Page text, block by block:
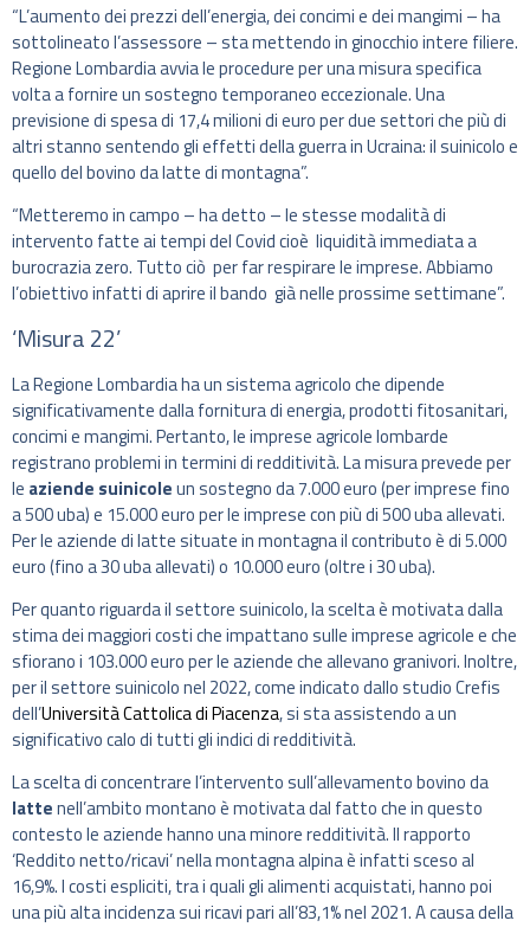
“L’aumento dei prezzi dell’energia, dei concimi e dei mangimi – ha
sottolineato l’assessore – sta mettendo in ginocchio intere filiere.
Regione Lombardia avvia le procedure per una misura specifica
volta a fornire un sostegno temporaneo eccezionale. Una
previsione di spesa di 17,4 milioni di euro per due settori che più di
altri stanno sentendo gli effetti della guerra in Ucraina: il suinicolo e
quello del bovino da latte di montagna”.
“Metteremo in campo – ha detto – le stesse modalità di
intervento fatte ai tempi del Covid cioè liquidità immediata a
burocrazia zero. Tutto ciò per far respirare le imprese. Abbiamo
l’obiettivo infatti di aprire il bando già nelle prossime settimane”.
‘Misura 22’
La Regione Lombardia ha un sistema agricolo che dipende
significativamente dalla fornitura di energia, prodotti fitosanitari,
concimi e mangimi. Pertanto, le imprese agricole lombarde
registrano problemi in termini di redditività. La misura prevede per
le aziende suinicoleun sostegno da 7.000 euro (per imprese fino
a 500 uba) e 15.000 euro per le imprese con più di 500 uba allevati.
Per le aziende di latte situate in montagna il contributo è di 5.000
euro (fino a 30 uba allevati) o 10.000 euro (oltre i 30 uba).
Per quanto riguarda il settore suinicolo, la scelta è motivata dalla
stima dei maggiori costi che impattano sulle imprese agricole e che
sfiorano i 103.000 euro per le aziende che allevano granivori. Inoltre,
per il settore suinicolo nel 2022, come indicato dallo studio Crefis
dell’Università Cattolica di Piacenza, si sta assistendo a un
significativo calo di tutti gli indici di redditività.
La scelta di concentrare l’intervento sull’allevamento bovino da
lattenell’ambito montano è motivata dal fatto che in questo
contesto le aziende hanno una minore redditività. Il rapporto
‘Reddito netto/ricavi’ nella montagna alpina è infatti sceso al
16,9%. I costi espliciti, tra i quali gli alimenti acquistati, hanno poi
una più alta incidenza sui ricavi pari all’83,1% nel 2021. A causa della